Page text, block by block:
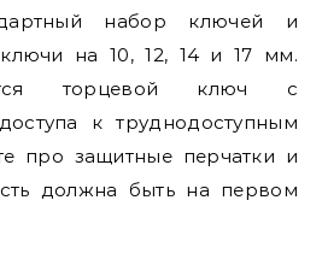
набор ключей и
на 10, 12, 14 и 17 мм.
торцевой ключ с
к труднодоступным
про защитные перчатки и
должна быть на первом